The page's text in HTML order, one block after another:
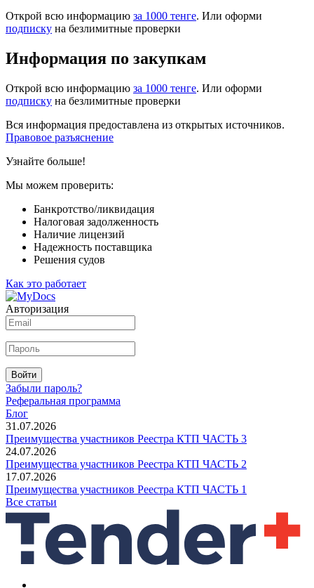
Открой всю информацию за 1000 тенге. Или оформи
подписку на безлимитные проверки
Информация по закупкам
Открой всю информацию за 1000 тенге. Или оформи
подписку на безлимитные проверки
Вся информация предоставлена из открытых источников.
Правовое разъяснение
Узнайте больше!
Мы можем проверить:
Банкротство/ликвидация
Налоговая задолженность
Наличие лицензий
Надежность поставщика
Решения судов
Как это работает
Авторизация
Войти
Забыли пароль?
Реферальная программа
Блог
31.07.2026
Преимущества участников Реестра КТП ЧАСТЬ 3
24.07.2026
Преимущества участников Реестра КТП ЧАСТЬ 2
17.07.2026
Преимущества участников Реестра КТП ЧАСТЬ 1
Все статьи